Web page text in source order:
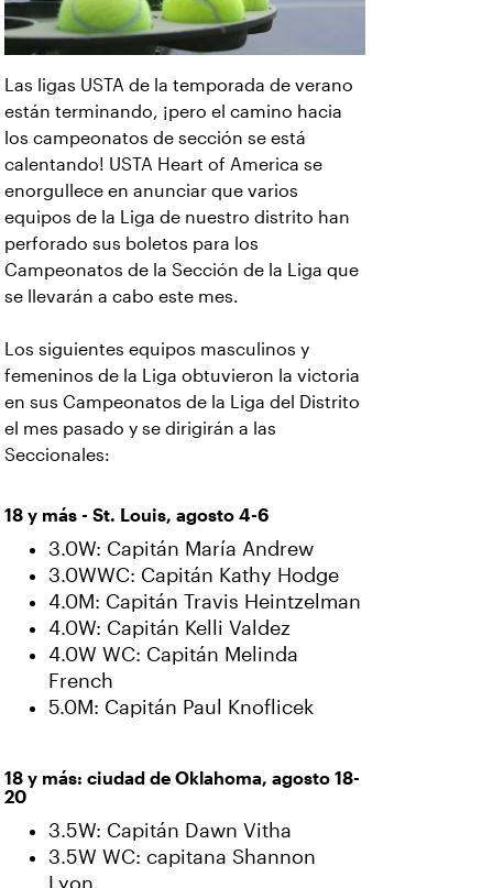
Las ligas USTA de la temporada de verano
están terminando, ¡pero el camino hacia
los campeonatos de sección se está
calentando! USTA Heart of America se
enorgullece en anunciar que varios
equipos de la Liga de nuestro distrito han
perforado sus boletos para los
Campeonatos de la Sección de la Liga que
se llevarán a cabo este mes.
Los siguientes equipos masculinos y
femeninos de la Liga obtuvieron la victoria
en sus Campeonatos de la Liga del Distrito
el mes pasado y se dirigirán a las
Seccionales:
18 y más - St. Louis, agosto 4-6
3.0W: Capitán María Andrew
3.0WWC: Capitán Kathy Hodge
4.0M: Capitán Travis Heintzelman
4.0W: Capitán Kelli Valdez
4.0W WC: Capitán Melinda
French
5.0M: Capitán Paul Knoflicek
18 y más: ciudad de Oklahoma, agosto 18-
20
3.5W: Capitán Dawn Vitha
3.5W WC: capitana Shannon
Lyon